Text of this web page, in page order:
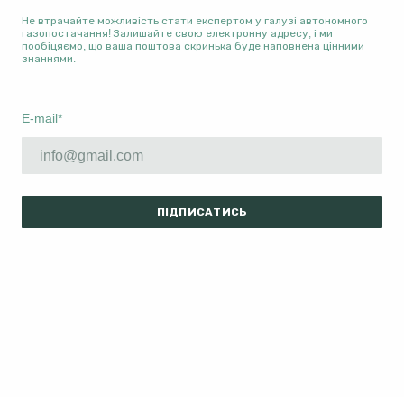
Не втрачайте можливість стати експертом у галузі автономного
газопостачання! Залишайте свою електронну адресу, і ми
пообіцяємо, що ваша поштова скринька буде наповнена цінними
знаннями.
E-mail*
ПІДПИСАТИСЬ